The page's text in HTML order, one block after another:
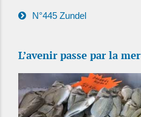
N°445 Zundel
L’avenir passe par la mer